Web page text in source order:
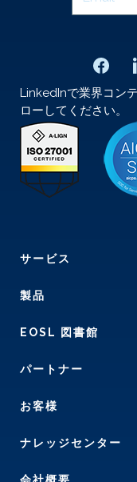
LinkedInで業界コン
ローしてください。
サービス
製品
EOSL 図書館
パートナー
お客様
ナレッジセンター